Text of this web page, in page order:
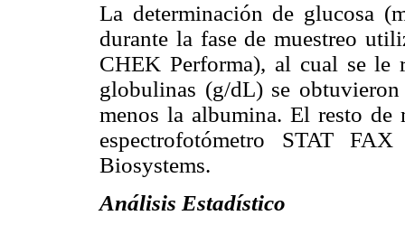
La determinación de glucosa
durante la fase de muestreo
CHEK Performa), al cual se le
globulinas (g/dL) se
menos la albumina. El resto de
espectrofotómetro STAT
Biosystems.
Análisis Estadístico